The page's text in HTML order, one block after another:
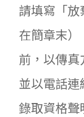
請填寫「
在簡章末
前，以傳真
並以電話
錄取資格聲